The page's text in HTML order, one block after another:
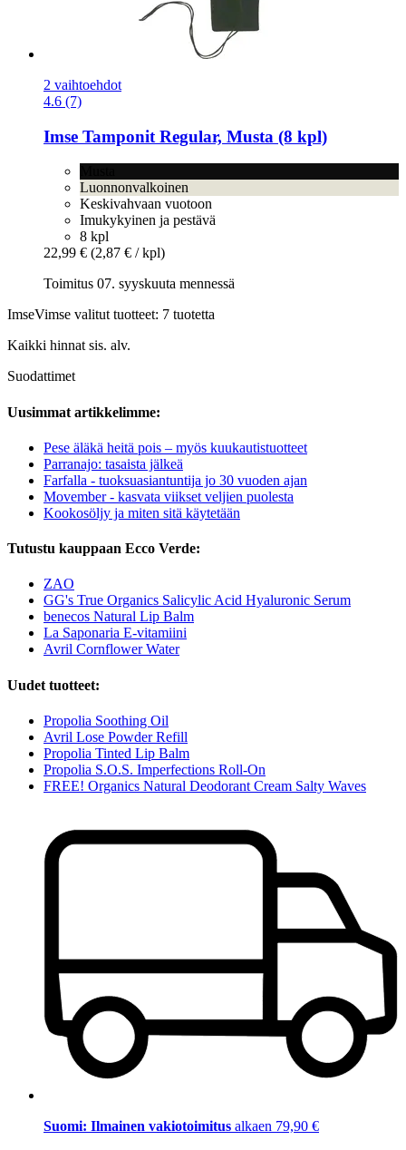
2 vaihtoehdot
4.6 (7)
Imse Tamponit Regular, Musta (8 kpl)
Luonnonvalkoinen
Keskivahvaan vuotoon
Imukykyinen ja pestävä
8 kpl
22,99 € (2,87 € / kpl)
Toimitus 07. syyskuuta mennessä
ImseVimse valitut tuotteet: 7 tuotetta
Kaikki hinnat sis. alv.
Suodattimet
Uusimmat artikkelimme:
Pese äläkä heitä pois – myös kuukautistuotteet
Parranajo: tasaista jälkeä
Farfalla - tuoksuasiantuntija jo 30 vuoden ajan
Movember - kasvata viikset veljien puolesta
Kookosöljy ja miten sitä käytetään
Tutustu kauppaan Ecco Verde:
ZAO
GG's True Organics Salicylic Acid Hyaluronic Serum
benecos Natural Lip Balm
La Saponaria E-vitamiini
Avril Cornflower Water
Uudet tuotteet:
Propolia Soothing Oil
Avril Lose Powder Refill
Propolia Tinted Lip Balm
Propolia S.O.S. Imperfections Roll-On
FREE! Organics Natural Deodorant Cream Salty Waves
Suomi: Ilmainen vakiotoimitus alkaen 79,90 €